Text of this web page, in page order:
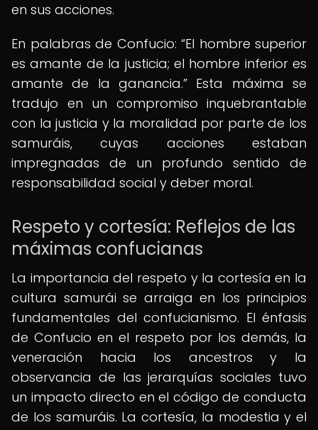
en sus acciones.
En palabras de Confucio: El hombre superior
es amante de la justicia; el hombre inferior es
amante de la ganancia.
Esta máxima se
tradujo en un compromiso inquebrantable
con la justicia y la moralidad por parte de los
samuráis, cuyas acciones estaban
impregnadas de un profundo sentido de
responsabilidad social y deber moral.
Respeto y cortesía: Reflejos de las
máximas confucianas
La importancia del respeto y la cortesía en la
cultura samurái se arraiga en los principios
fundamentales del confucianismo. El énfasis
de Confucio en el respeto por los demás, la
veneración hacia los ancestros y la
observancia de las jerarquías sociales tuvo
un impacto directo en el código de conducta
de los samuráis. La cortesía, la modestia y el